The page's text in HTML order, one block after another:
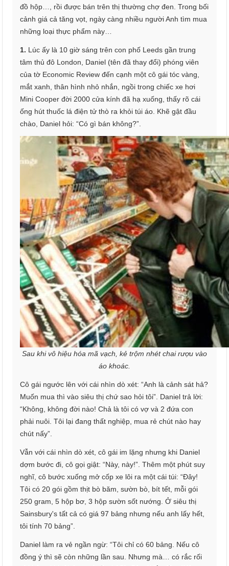
đồ hộp…, rồi được bán trên thị thường chợ đen. Trong bối
cảnh giá cả tăng vọt, ngày càng nhiều người Anh tìm mua
những loại thực phẩm này…
1. Lúc ấy là 10 giờ sáng trên con phố Leeds gần trung
tâm thủ đô London, Daniel (tên đã thay đổi) phóng viên
của tờ Economic Review đến cạnh một cô gái tóc vàng,
mắt xanh, thân hình nhỏ nhắn, ngồi trong chiếc xe hơi
Mini Cooper đời 2000 cửa kính đã hạ xuống, thấy rõ cái
ống hút thuốc lá điện tử thò ra khỏi túi áo. Khẽ gật đầu
chào, Daniel hỏi: “Có gì bán không?”.
Sau khi vô hiệu hóa mã vạch, kẻ trộm nhét chai rượu vào
áo khoác.
Cô gái ngước lên với cái nhìn dò xét: “Anh là cảnh sát hả?
Muốn mua thì vào siêu thị chứ sao hỏi tôi”. Daniel trả lời:
“Không, không đời nào! Chả là tôi có vợ và 2 đứa con
phải nuôi. Tôi lại đang thất nghiệp, mua rẻ chút nào hay
chút nấy”.
Vẫn với cái nhìn dò xét, cô gái im lặng nhưng khi Daniel
dợm bước đi, cô gọi giật: “Này, này!”. Thêm một phút suy
nghĩ, cô bước xuống mở cốp xe lôi ra một cái túi: “Đây!
Tôi có 20 gói gồm thịt bò băm, sườn bò, bít tết, mỗi gói
250 gram, 5 hộp bơ, 3 hộp sườn sốt nướng. Ở siêu thị
Sainsbury's tất cả có giá 97 bảng nhưng nếu anh lấy hết,
tôi tính 70 bảng”.
Daniel làm ra vẻ ngần ngừ: “Tôi chỉ có 60 bảng. Nếu cô
đồng ý thì sẽ còn những lần sau. Nhưng mà… có rắc rối